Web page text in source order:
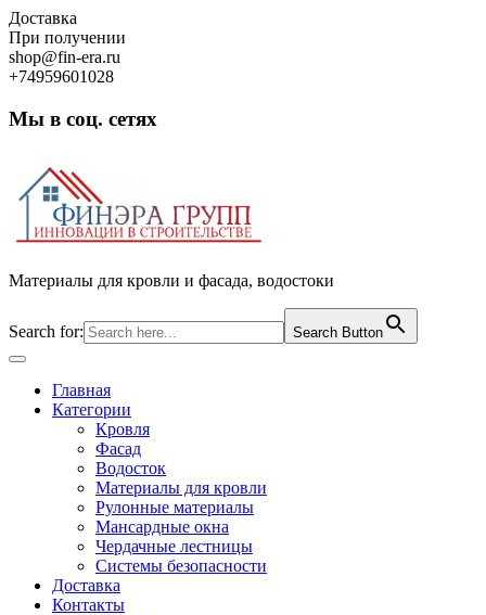
Skip
to
content
Доставка
При получении
shop@fin-era.ru
+74959601028
Мы в соц. сетях
Материалы для кровли и фасада, водостоки
Search for: Search Button
Open
ButtonГлавная
Категории
Кровля
Фасад
Водосток
Материалы для кровли
Рулонные материалы
Мансардные окна
Чердачные лестницы
Системы безопасности
Доставка
Контакты